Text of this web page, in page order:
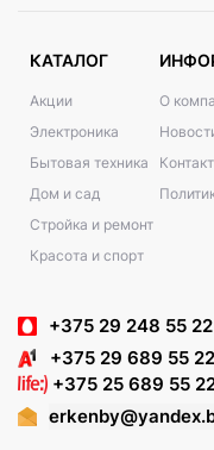
КАТАЛОГ
Акции
Электроника
Бытовая техника
Дом и сад
Стройка и ремонт
Красота и спорт
О
+375 29 248 55 22
+375 29 689 55 22
+375 25 689 55